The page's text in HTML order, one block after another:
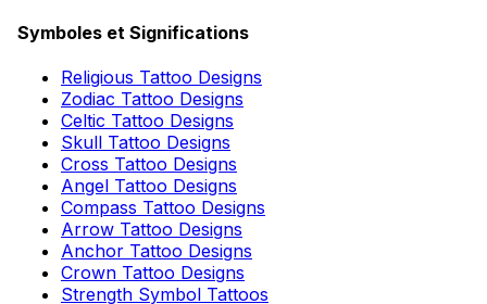
Symboles et Significations
Religious Tattoo Designs
Zodiac Tattoo Designs
Celtic Tattoo Designs
Skull Tattoo Designs
Cross Tattoo Designs
Angel Tattoo Designs
Compass Tattoo Designs
Arrow Tattoo Designs
Anchor Tattoo Designs
Crown Tattoo Designs
Strength Symbol Tattoos